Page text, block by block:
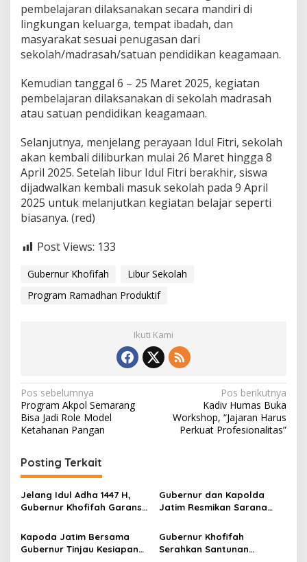
pembelajaran dilaksanakan secara mandiri di
lingkungan keluarga, tempat ibadah, dan
masyarakat sesuai penugasan dari
sekolah/madrasah/satuan pendidikan keagamaan.
Kemudian tanggal 6 – 25 Maret 2025, kegiatan
pembelajaran dilaksanakan di sekolah madrasah
atau satuan pendidikan keagamaan.
Selanjutnya, menjelang perayaan Idul Fitri, sekolah
akan kembali diliburkan mulai 26 Maret hingga 8
April 2025. Setelah libur Idul Fitri berakhir, siswa
dijadwalkan kembali masuk sekolah pada 9 April
2025 untuk melanjutkan kegiatan belajar seperti
biasanya. (red)
Post Views: 133
Gubernur Khofifah
Libur Sekolah
Program Ramadhan Produktif
Ikuti Kami
N
a
v
i
g
a
s
i
p
Pos sebelumnya
Program Akpol Semarang
Bisa Jadi Role Model
Ketahanan Pangan
Pos berikutnya
Kadiv Humas Buka
Workshop, “Jajaran Harus
Perkuat Profesionalitas”
Posting Terkait
Jelang Idul Adha 1447 H,
Gubernur Khofifah Garansi
Melimpah
Gubernur dan Kapolda
Jatim Resmikan Sarana
Bhayangkara di
Banyuwangi
Kapoda Jatim Bersama
Gubernur Tinjau Kesiapan
Gubernur Khofifah
Serahkan Santunan